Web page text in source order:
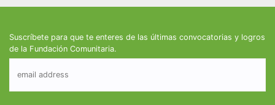
Suscríbete para que te enteres de las últimas convocatorias y logros
de la Fundación Comunitaria.